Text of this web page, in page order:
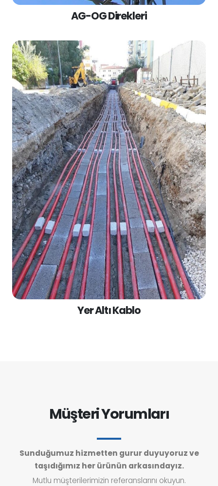
AG-OG Direkleri
Yer Altı Kablo
Müşteri Yorumları
Sunduğumuz hizmetten gurur duyuyoruz ve
taşıdığımız her ürünün arkasındayız.
Mutlu müşterilerimizin referanslarını okuyun.